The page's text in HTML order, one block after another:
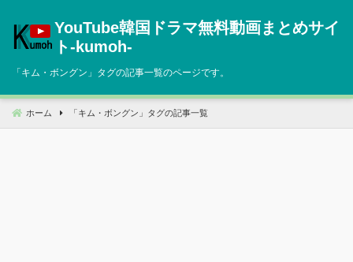
へ
動
YouTube韓国ドラマ無料動画まとめサイ
ト‐kumoh‐
「キム・ボングン 」タグの記事一覧のページです。
ホーム 「 キム・ボングン 」タグの記事一覧